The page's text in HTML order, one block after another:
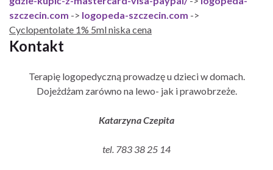
szczecin.com -> logopeda-szczecin.com ->
Cyclopentolate 1% 5ml niska cena
Kontakt
Terapię logopedyczną prowadzę u dzieci w domach.
Dojeżdżam zarówno na lewo- jak i prawobrzeże.
Katarzyna Czepita
tel. 783 38 25 14